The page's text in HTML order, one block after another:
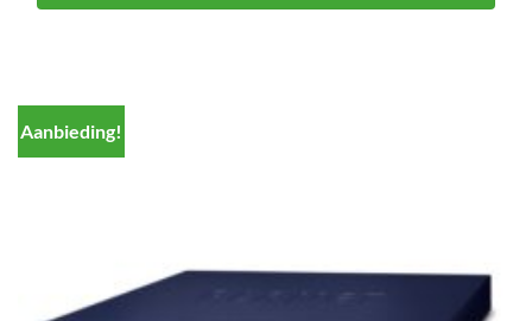
Aanbieding!